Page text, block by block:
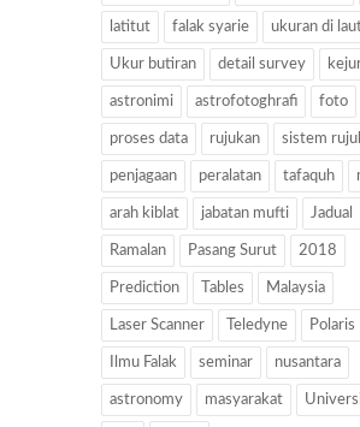
latitut falak syarie ukuran di
Ukur butiran detail survey
astronimi astrofotoghrafi foto
proses data rujukan sistem
penjagaan peralatan tafaquh
arah kiblat jabatan mufti Jadual
Ramalan Pasang Surut 2018
Prediction Tables Malaysia
Laser Scanner Teledyne Polaris
Ilmu Falak seminar nusantara
astronomy masyarakat